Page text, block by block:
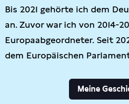
Bis 2021 gehörte ich dem
an. Zuvor war ich von 2014-
Europaabgeordneter. Seit
dem Europäischen
Meine